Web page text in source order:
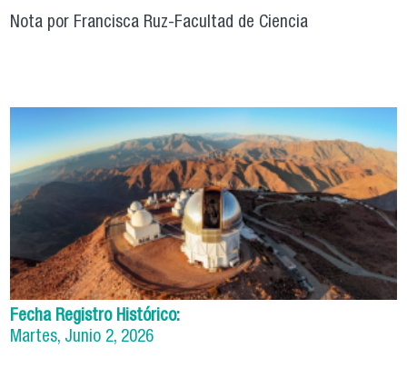
Nota por Francisca Ruz-Facultad de Ciencia
Fecha Registro Histórico:
Martes, Junio 2, 2026